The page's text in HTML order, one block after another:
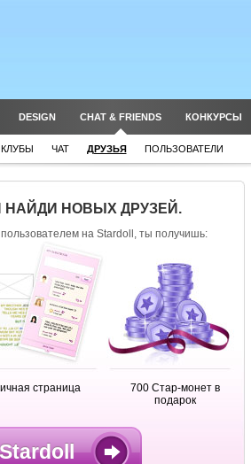
DESIGN CHAT & FRIENDS КОНКУРСЫ
КЛУБЫ ЧАТ ДРУЗЬЯ ПОЛЬЗОВАТЕЛИ
НАЙДИ НОВЫХ ДРУЗЕЙ.
на Stardoll, ты получишь:
страница
700 Стар-монет в
подарок